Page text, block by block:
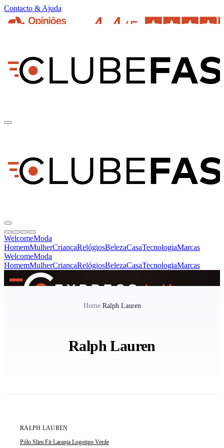
Contacto & Ajuda
WelcomeModa
HomemMulherCriançaRelógiosBelezaCasaTecnologiaMarcas
WelcomeModa
HomemMulherCriançaRelógiosBelezaCasaTecnologiaMarcas
Home/Ralph Lauren
Ralph Lauren
RALPH LAUREN
Pólo Slim Fit Laranja Logotipo Verde